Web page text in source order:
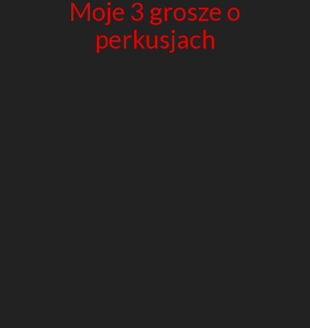
Moje 3 grosze o
perkusjach